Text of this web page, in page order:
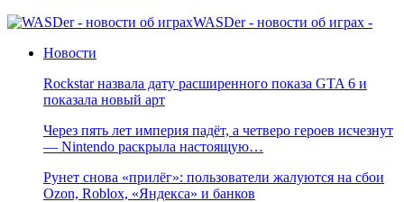
WASDer - новости об играх -
Новости
Rockstar назвала дату расширенного показа GTA 6 и
показала новый арт
Через пять лет империя падёт, а четверо героев исчезнут
— Nintendo раскрыла настоящую…
Рунет снова «прилёг»: пользователи жалуются на сбои
Ozon, Roblox, «Яндекса» и банков